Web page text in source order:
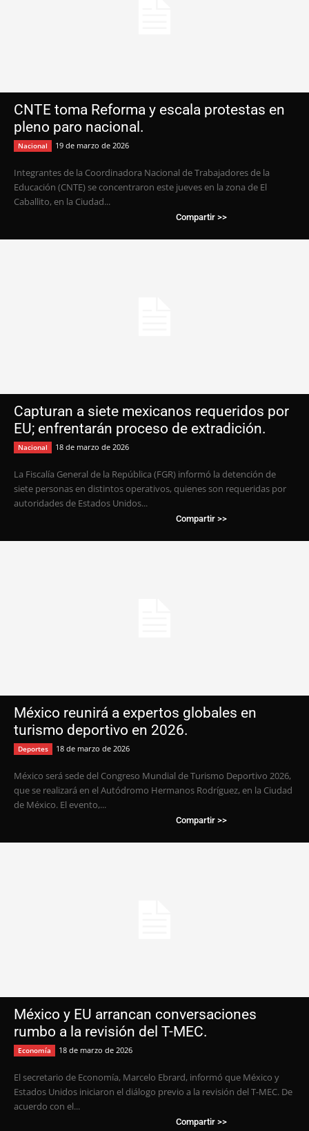
CNTE toma Reforma y escala protestas en
pleno paro nacional.
Nacional 19 de marzo de 2026
Integrantes de la Coordinadora Nacional de Trabajadores de la
Educación (CNTE) se concentraron este jueves en la zona de El
Caballito, en la Ciudad...
Compartir >>
Capturan a siete mexicanos requeridos por
EU; enfrentarán proceso de extradición.
Nacional 18 de marzo de 2026
La Fiscalía General de la República (FGR) informó la detención de
siete personas en distintos operativos, quienes son requeridas por
autoridades de Estados Unidos...
Compartir >>
México reunirá a expertos globales en
turismo deportivo en 2026.
Deportes 18 de marzo de 2026
México será sede del Congreso Mundial de Turismo Deportivo 2026,
que se realizará en el Autódromo Hermanos Rodríguez, en la Ciudad
de México. El evento,...
Compartir >>
México y EU arrancan conversaciones
rumbo a la revisión del T-MEC.
Economía 18 de marzo de 2026
El secretario de Economía, Marcelo Ebrard, informó que México y
Estados Unidos iniciaron el diálogo previo a la revisión del T-MEC. De
acuerdo con el...
Compartir >>